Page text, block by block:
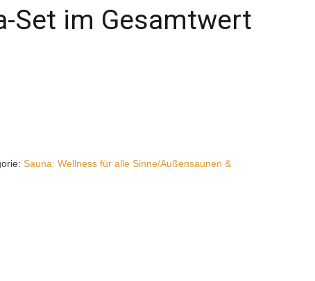
Set im Gesamtwert
Sauna: Wellness für alle Sinne/Außensaunen &